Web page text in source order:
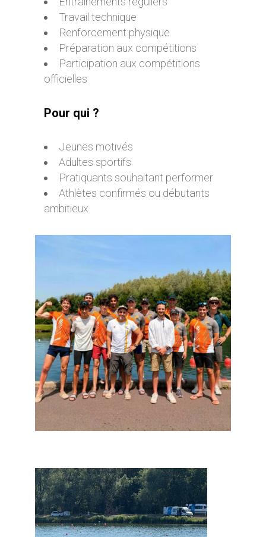
Travail technique
Renforcement physique
Préparation aux compétitions
Participation aux compétitions
officielles
Pour qui ?
Jeunes motivés
Adultes sportifs
Pratiquants souhaitant performer
Athlètes confirmés ou débutants
ambitieux